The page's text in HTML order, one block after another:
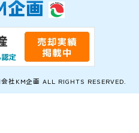
社KM企画 ALL RIGHTS RESERVED.